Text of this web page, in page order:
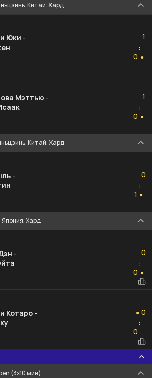
Китай. Хард
Юки -
1
:
0 ●
Мэттью -
1
:
0 ●
Китай. Хард
-
0
:
1 ●
Хард
-
0
:
0 ●
Котаро -
● 0
:
0
(3х10 мин)